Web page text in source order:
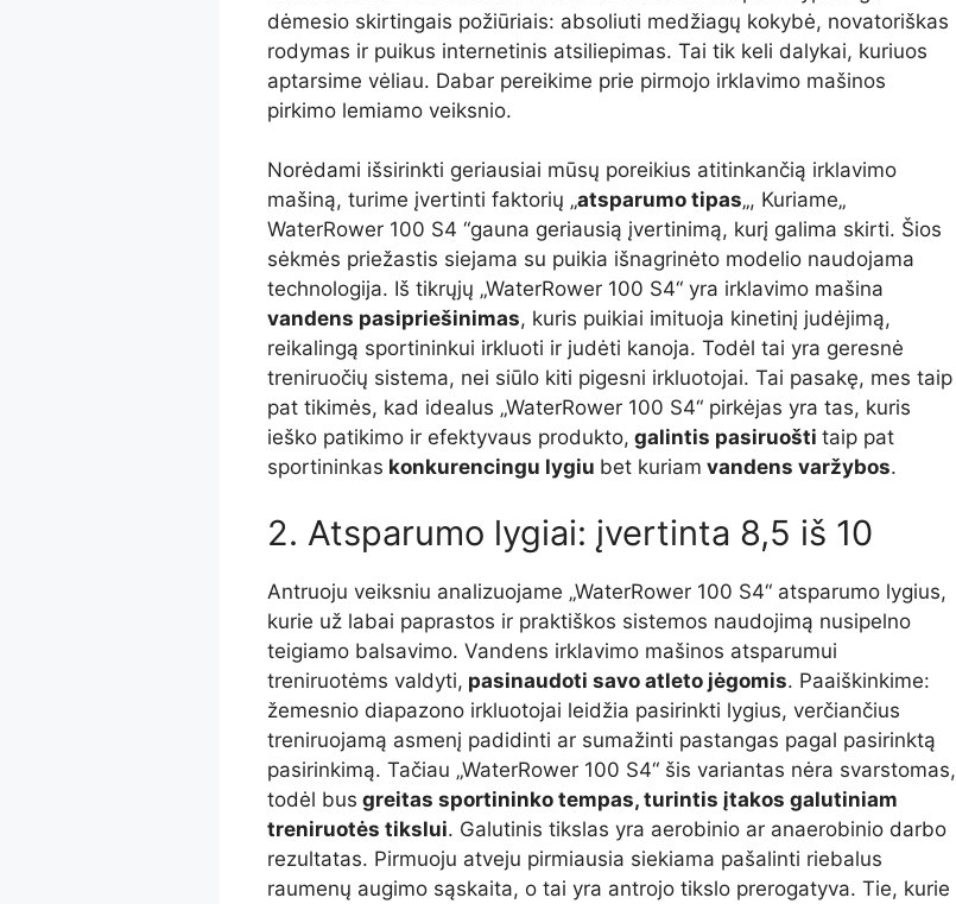
dėmesio skirtingais požiūriais: absoliuti medžiagų kokybė, novatoriškas
rodymas ir puikus internetinis atsiliepimas. Tai tik keli dalykai, kuriuos
aptarsime vėliau. Dabar pereikime prie pirmojo irklavimo mašinos
pirkimo lemiamo veiksnio.
Norėdami išsirinkti geriausiai mūsų poreikius atitinkančią irklavimo
mašiną, turime įvertinti faktorių „atsparumo tipas„, Kuriame„
WaterRower 100 S4 “gauna geriausią įvertinimą, kurį galima skirti. Šios
sėkmės priežastis siejama su puikia išnagrinėto modelio naudojama
technologija. Iš tikrųjų „WaterRower 100 S4“ yra irklavimo mašina
vandens pasipriešinimas, kuris puikiai imituoja kinetinį judėjimą,
reikalingą sportininkui irkluoti ir judėti kanoja. Todėl tai yra geresnė
treniruočių sistema, nei siūlo kiti pigesni irkluotojai. Tai pasakę, mes taip
pat tikimės, kad idealus „WaterRower 100 S4“ pirkėjas yra tas, kuris
ieško patikimo ir efektyvaus produkto, galintis pasiruošti taip pat
sportininkas konkurencingu lygiu bet kuriam vandens varžybos.
2. Atsparumo lygiai: įvertinta 8,5 iš 10
Antruoju veiksniu analizuojame „WaterRower 100 S4“ atsparumo lygius,
kurie už labai paprastos ir praktiškos sistemos naudojimą nusipelno
teigiamo balsavimo. Vandens irklavimo mašinos atsparumui
treniruotėms valdyti, pasinaudoti savo atleto jėgomis. Paaiškinkime:
žemesnio diapazono irkluotojai leidžia pasirinkti lygius, verčiančius
treniruojamą asmenį padidinti ar sumažinti pastangas pagal pasirinktą
pasirinkimą. Tačiau „WaterRower 100 S4“ šis variantas nėra svarstomas,
todėl bus greitas sportininko tempas, turintis įtakos galutiniam
treniruotės tikslui. Galutinis tikslas yra aerobinio ar anaerobinio darbo
rezultatas. Pirmuoju atveju pirmiausia siekiama pašalinti riebalus
raumenų augimo sąskaita, o tai yra antrojo tikslo prerogatyva. Tie, kurie